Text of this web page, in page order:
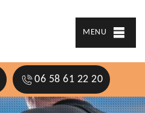
MENU
06 58 61 22 20